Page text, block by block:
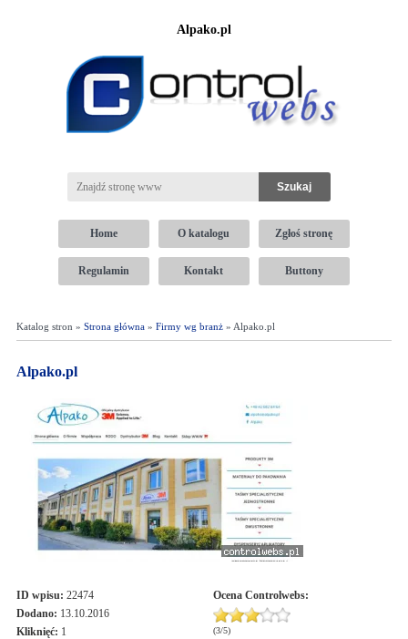
Alpako.pl
Home O katalogu Zgłoś stronę
Regulamin Kontakt Buttony
Katalog stron » Strona główna» Firmy wg branż» Alpako.pl
Alpako.pl
ID wpisu: 22474
Dodano: 13.10.2016
Kliknięć: 1
Ocena Controlwebs:
(3/5)